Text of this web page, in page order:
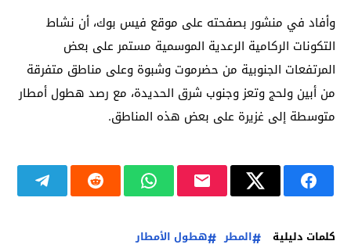
وأفاد في منشور بصفحته على موقع فيس بوك، أن نشاط
التكونات الركامية الرعدية الموسمية مستمر على بعض
المرتفعات الجنوبية من حضرموت وشبوة وعلى مناطق متفرقة
من أبين ولحج وتعز وجنوب شرق الحديدة، مع رصد هطول أمطار
متوسطة إلى غزيرة على بعض هذه المناطق.
كلمات دليلية المطر هطول الأمطار